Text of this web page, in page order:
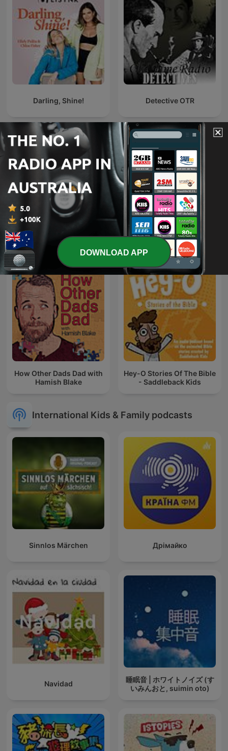
Darling, Shine! Detective OTR
abc
Sleep Tight Sounds -
Calming Soundtracks for
Kids
How Other Dads Dad with
Hamish Blake
Hey-O Stories Of The Bible
- Saddleback Kids
International Kids & Family podcasts
Sinnlos Märchen Дрімайко
Navidad
睡眠音 | ホワイトノイズ (す
いみんおと, suimin oto)
DOWNLOAD APP